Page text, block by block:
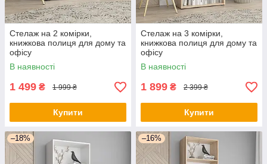
Стелаж на 2 комірки,
книжкова полиця для дому та
офісу
В наявності
1 499 ₴ 1 999 ₴
Купити
Стелаж на 3 комірки,
книжкова полиця для дому та
офісу
В наявності
1 899 ₴ 2 399 ₴
Купити
–18% –16%